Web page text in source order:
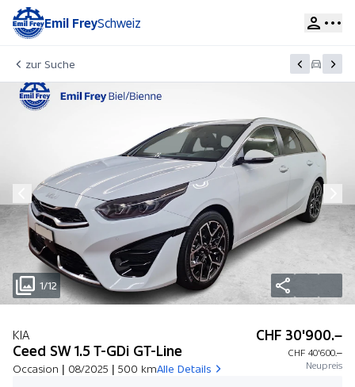
Emil FreySchweiz
zur Suche
1/12
KIA
Ceed SW 1.5 T-GDi GT-Line
Occasion | 08/2025 | 500 kmAlle Details
CHF 30'900.–
CHF 40'600.–
Neupreis